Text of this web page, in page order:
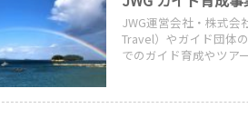
JWG運営会社・株式
Travel）やガイド団体
でのガイド育成やツア